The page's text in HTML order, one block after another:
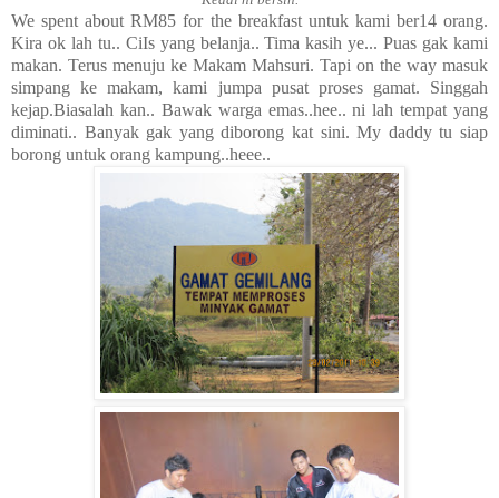
We spent about RM85 for the breakfast untuk kami ber14 orang.
Kira ok lah tu.. CiIs yang belanja.. Tima kasih ye... Puas gak kami
makan. Terus menuju ke Makam Mahsuri. Tapi on the way masuk
simpang ke makam, kami jumpa pusat proses gamat. Singgah
kejap.Biasalah kan.. Bawak warga emas..hee.. ni lah tempat yang
diminati.. Banyak gak yang diborong kat sini. My daddy tu siap
borong untuk orang kampung..heee..